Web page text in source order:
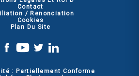
Contact
/ Renonciation
Cookies
Plan Du Site
: Partiellement Conforme